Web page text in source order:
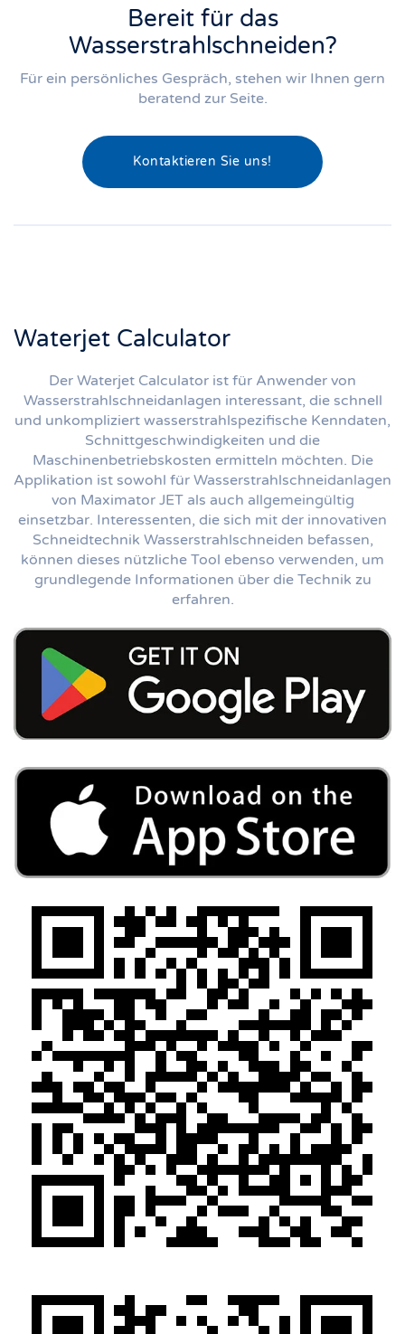
Bereit für das
Wasserstrahlschneiden?
Für ein persönliches Gespräch, stehen wir Ihnen gern
beratend zur Seite.
Kontaktieren Sie uns!
Waterjet Calculator
Der Waterjet Calculator ist für Anwender von
Wasserstrahlschneidanlagen interessant, die schnell
und unkompliziert wasserstrahlspezifische Kenndaten,
Schnittgeschwindigkeiten und die
Maschinenbetriebskosten ermitteln möchten. Die
Applikation ist sowohl für Wasserstrahlschneidanlagen
von Maximator JET als auch allgemeingültig
einsetzbar. Interessenten, die sich mit der innovativen
Schneidtechnik Wasserstrahlschneiden befassen,
können dieses nützliche Tool ebenso verwenden, um
grundlegende Informationen über die Technik zu
erfahren.